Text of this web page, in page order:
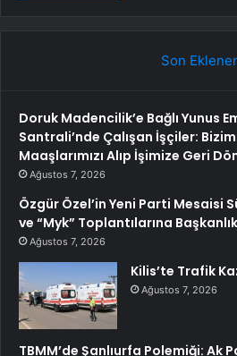
Son
Doruk Madencilik’e Bağlı Yunus
Santrali’nde Çalışan İşçiler:
Maaşlarımızı Alıp İşimize Geri
Ağustos 7, 2026
Özgür Özel’in Yeni Parti Mesaisi
ve “Myk” Toplantılarına
Ağustos 7, 2026
Kilis’te Trafik
Ağustos 7, 2026
TBMM’de Şanlıurfa Polemiği: Ak